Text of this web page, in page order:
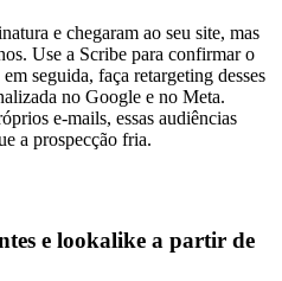
e chegaram ao seu site, mas
Use a Scribe para confirmar o
seguida, faça retargeting desses
no Google e no Meta.
e-mails, essas audiências
a prospecção fria.
e lookalike a partir de